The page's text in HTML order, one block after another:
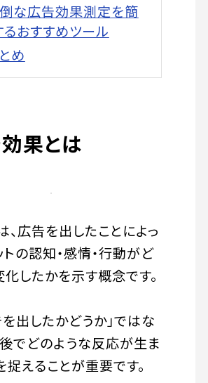
な広告効果測定を簡
おすすめツール
め
果とは
、広告を出したことによっ
の認知・感情・行動がど
したかを示す概念です。
出したかどうか」ではな
後でどのような反応が生ま
えることが重要です。